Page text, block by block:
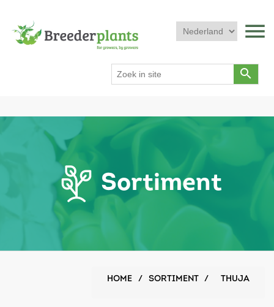
menu
search
Sortiment
HOME / SORTIMENT / THUJA